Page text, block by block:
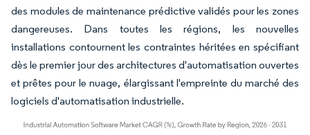
des modules de maintenance prédictive validés pour les zones
dangereuses. Dans toutes les régions, les nouvelles
installations contournent les contraintes héritées en spécifiant
dès le premier jour des architectures d'automatisation ouvertes
et prêtes pour le nuage, élargissant l'empreinte du marché des
logiciels d'automatisation industrielle.